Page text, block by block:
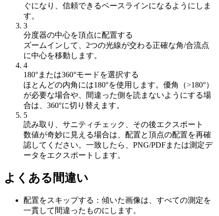
ぐになり、信頼できるベースラインになるようにしま
す。
3
分度器の中心を頂点に配置する
ズームインして、2つの光線が交わる正確な角/合流点
に中心を移動します。
4
180°または360°モードを選択する
ほとんどの内角には180°を使用します。優角（>180°）
が必要な場合や、間違った側を読まないようにする場
合は、360°に切り替えます。
5
読み取り、サニティチェック、その後エクスポート
数値が奇妙に見える場合は、配置と頂点の配置を再確
認してください。一致したら、PNG/PDFまたは測定デ
ータをエクスポートします。
よくある間違い
配置をスキップする：傾いた画像は、すべての測定を
一貫して間違ったものにします。